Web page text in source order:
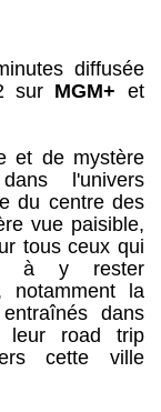
diffusée
sur MGM+ et
et de mystère
l'univers
du centre des
vue paisible,
tous ceux qui
à y rester
notamment la
dans
leur road trip
cette ville